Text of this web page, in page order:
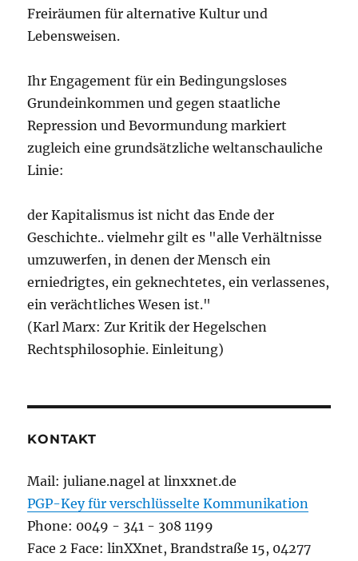
Freiräumen für alternative Kultur und
Lebensweisen.
Ihr Engagement für ein Bedingungsloses
Grundeinkommen und gegen staatliche
Repression und Bevormundung markiert
zugleich eine grundsätzliche weltanschauliche
Linie:
der Kapitalismus ist nicht das Ende der
Geschichte.. vielmehr gilt es "alle Verhältnisse
umzuwerfen, in denen der Mensch ein
erniedrigtes, ein geknechtetes, ein verlassenes,
ein verächtliches Wesen ist."
(Karl Marx: Zur Kritik der Hegelschen
Rechtsphilosophie. Einleitung)
KONTAKT
Mail: juliane.nagel at linxxnet.de
PGP-Key für verschlüsselte Kommunikation
Phone: 0049 - 341 - 308 1199
Face 2 Face: linXXnet, Brandstraße 15, 04277